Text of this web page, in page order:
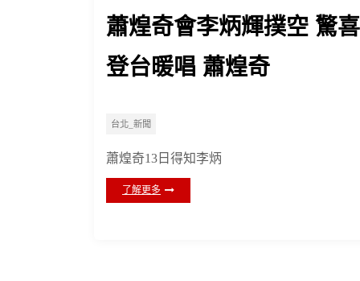
蕭煌奇會李炳輝撲空 驚喜
登台暖唱 蕭煌奇
台北_新聞
蕭煌奇13日得知李炳
了解更多